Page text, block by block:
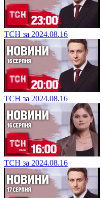
ТСН за 2024.08.16
ТСН за 2024.08.16
ТСН за 2024.08.16